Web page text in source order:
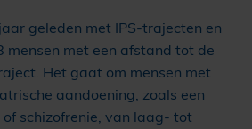
geleden met IPS-trajecten en
mensen met een afstand tot de
Het gaat om mensen met
aandoening, zoals een
schizofrenie, van laag- tot